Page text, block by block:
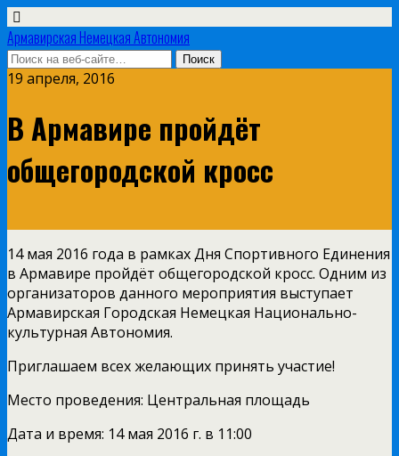
Армавирская Немецкая Автономия
19 апреля, 2016
В Армавире пройдёт
общегородской кросс
14 мая 2016 года в рамках Дня Спортивного Единения
в Армавире пройдёт общегородской кросс. Одним из
организаторов данного мероприятия выступает
Армавирская Городская Немецкая Национально-
культурная Автономия.
Приглашаем всех желающих принять участие!
Место проведения: Центральная площадь
Дата и время: 14 мая 2016 г. в 11:00